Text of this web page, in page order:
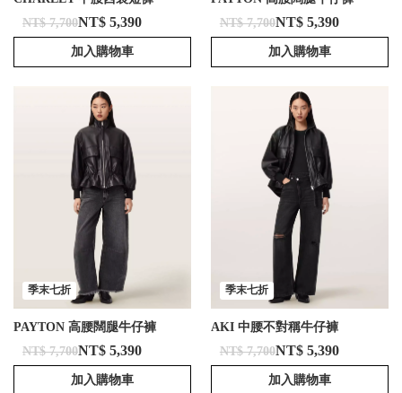
NT$ 7,700NT$ 5,390
加入購物車
NT$ 7,700NT$ 5,390
加入購物車
季末七折
PAYTON 高腰闊腿牛仔褲
NT$ 7,700NT$ 5,390
加入購物車
季末七折
AKI 中腰不對稱牛仔褲
NT$ 7,700NT$ 5,390
加入購物車